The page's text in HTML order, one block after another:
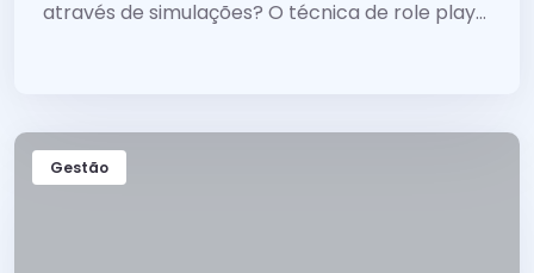
através de simulações? O técnica de role play
Gestão